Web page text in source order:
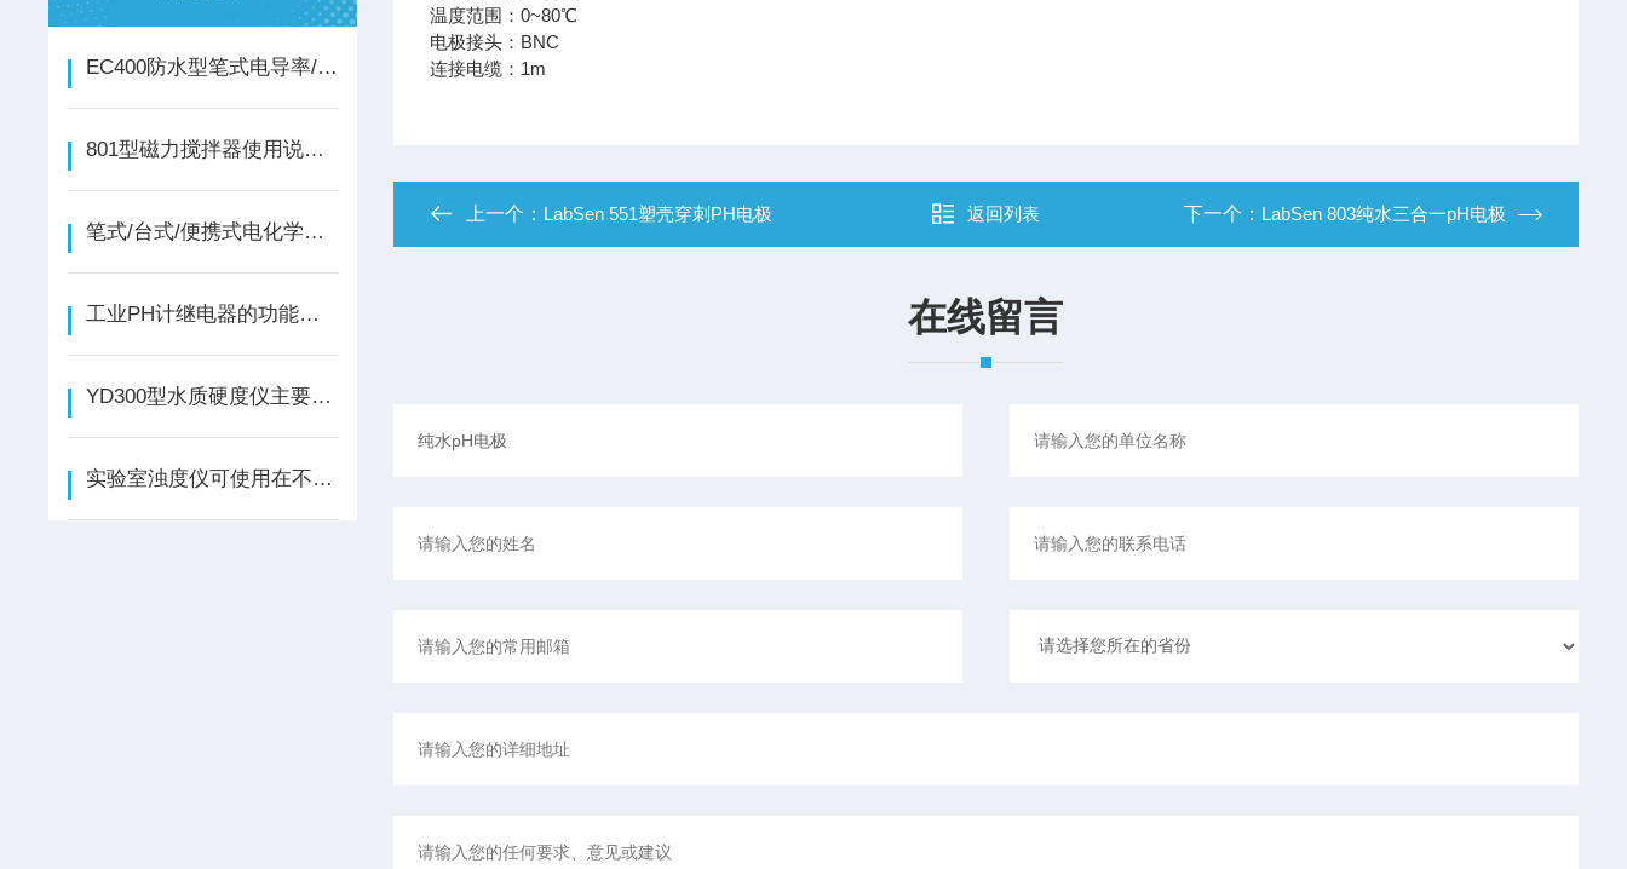
EC400防水型笔式电导率/TDS/盐度计仪器说明
801型磁力搅拌器使用说明书
笔式/台式/便携式电化学分析仪国产品牌源头工厂推荐—三信沛瑞
工业PH计继电器的功能与使用方法
YD300型水质硬度仪主要介绍
实验室浊度仪可使用在不同地方的过滤装置上
温度范围：0~80℃
电极接头：BNC
连接电缆：1m
上一个： LabSen 551塑壳穿刺PH电极 返回列表 下一个： LabSen 803纯水三合一pH电极
在线留言